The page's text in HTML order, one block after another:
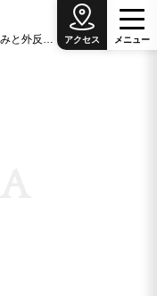
メディア情報一覧 | 都筑区 港北区 青葉区の足の痛みと外反母趾治療の専門院 メニ ュ ー
アクセス